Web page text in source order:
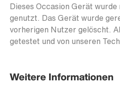
Dieses Occasion Gerät
genutzt. Das Gerät wurde
vorherigen Nutzer gelöscht.
getestet und von unseren
Weitere Informationen